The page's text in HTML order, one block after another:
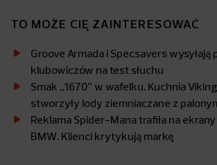
TO MOŻE CIĘ ZAINTERESOWAĆ
Groove Armada i Specsavers wysyłają
klubowiczów na test słuchu
Smak „1670” w wafelku. Kuchnia
stworzyły lody ziemniaczane z
Reklama Spider-Mana trafiła na
BMW. Klienci krytykują markę